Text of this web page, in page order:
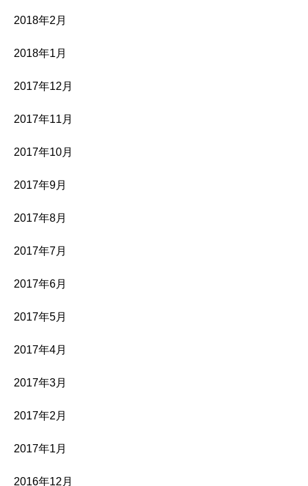
2018年2月
2018年1月
2017年12月
2017年11月
2017年10月
2017年9月
2017年8月
2017年7月
2017年6月
2017年5月
2017年4月
2017年3月
2017年2月
2017年1月
2016年12月